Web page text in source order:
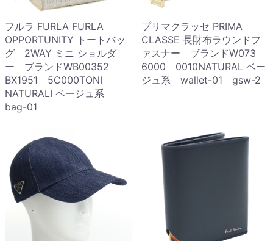
フルラ FURLA FURLA
OPPORTUNITY トートバッ
グ 2WAY ミニ ショルダ
ー ブランドWB00352
BX1951 5C000TONI
NATURALI ベージュ系
bag-01
プリマクラッセ PRIMA
CLASSE 長財布ラウンドフ
ァスナー ブランドW073
6000 0010NATURAL ベー
ジュ系 wallet-01 gsw-2